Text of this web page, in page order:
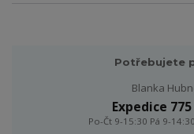
Potřebujete
Blanka
Expedice
Po-Čt 9-15:30 Pá 9-